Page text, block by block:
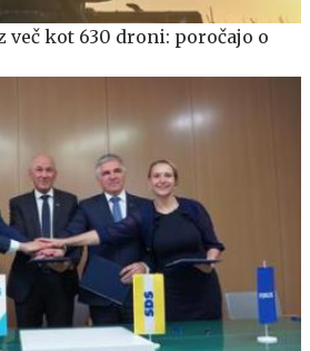
več kot 630 droni: poročajo o